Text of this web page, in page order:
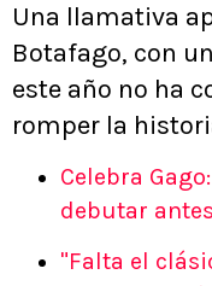
Una llamativa
Botafago, con
este año no ha
romper la
Celebra
debutar
"Falta el